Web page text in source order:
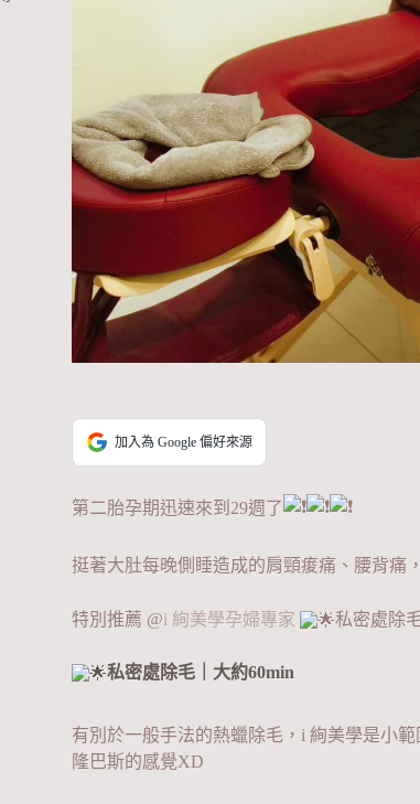
加入為 Google 偏好來源
第二胎孕期迅速來到29週了
挺著大肚每晚側睡造成的肩頸痠痛、腰背痛
特別推薦 @i 絢美學孕婦專家 私密處除
私密處除毛｜大約60min
有別於一般手法的熱蠟除毛，i 絢美學是小
隆巴斯的感覺XD